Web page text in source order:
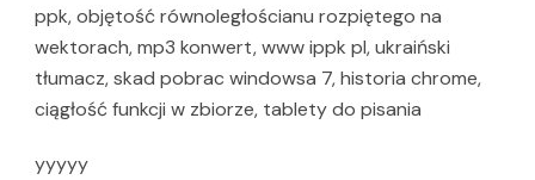
ppk, objętość równoległościanu rozpiętego na
wektorach, mp3 konwert, www ippk pl, ukraiński
tłumacz, skad pobrac windowsa 7, historia chrome,
ciągłość funkcji w zbiorze, tablety do pisania
yyyyy